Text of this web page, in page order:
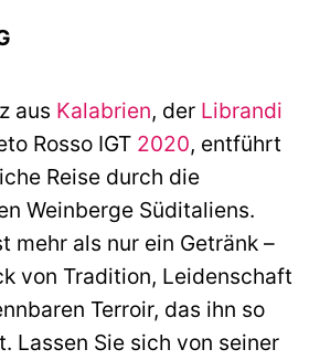
aus Kalabrien, der Librandi
Rosso IGT 2020, entführt
Reise durch die
Weinberge Süditaliens.
mehr als nur ein Getränk –
von Tradition, Leidenschaft
Terroir, das ihn so
Lassen Sie sich von seiner